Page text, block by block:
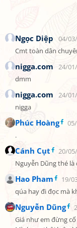
Ngọc Diệp
04/
Cmt toàn dân
nigga.com
24/
dmm
nigga.com
24/
nigga
Phúc Hoàng
.
Cánh Cụt
20/
Nguyễn Dũng thé là
Hao Pham
19/
qúa hay đi đọc mà
Nguyễn Dũng
Giá như em đừng